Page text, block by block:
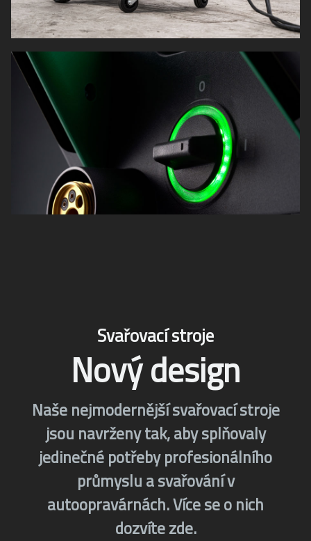
Svařovací stroje
Nový design
Naše nejmodernější svařovací stroje
jsou navrženy tak, aby splňovaly
jedinečné potřeby profesionálního
průmyslu a svařování v
autoopravárnách. Více se o nich
dozvíte zde.